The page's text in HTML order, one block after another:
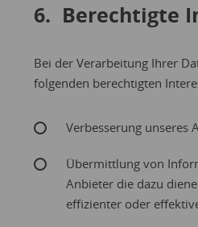
6. Berechtigte
Bei der Verarbeitung Ihrer
folgenden berechtigten
Verbesserung unseres
Übermittlung von
Anbieter die dazu
effizienter oder